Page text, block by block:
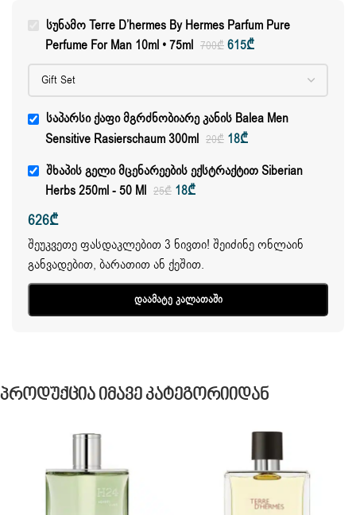
Სუნამო Terre D’hermes By Hermes Parfum Pure
Perfume For Man 10ml • 75ml 700₾ 615₾
Საპარსი Ქაფი Მგრძნობიარე Კანის Balea Men
Sensitive Rasierschaum 300ml 20₾ 18₾
Შხაპის Გელი Მცენარეების Ექსტრაქტით Siberian
Herbs 250ml - 50 Ml 25₾ 18₾
626₾
შეუკვეთე ფასდაკლებით 3 ნივთი! შეიძინე ონლაინ
განვადებით, ბარათით ან ქეშით.
Დაამატე Კალათაში
Პროდუქცია Იმავე Კატეგორიიდან